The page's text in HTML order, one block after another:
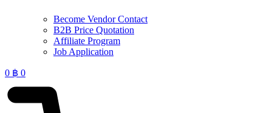
Become Vendor Contact
B2B Price Quotation
Affiliate Program
Job Application
0 ฿ 0